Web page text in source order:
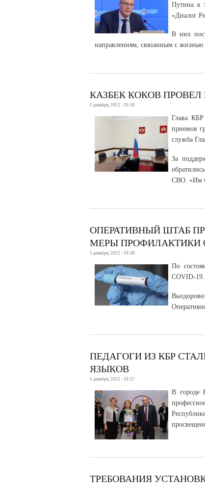
Путина к
«Диалог
В них
направлениям, связанным с жизнью
КАЗБЕК КОКОВ
1 декабря, 2022 - 19:39
Глава
приемов
служба
За
СВО. «Им
ОПЕРАТИВНЫЙ ШТАБ
МЕРЫ ПРОФИЛАКТИКИ
1 декабря, 2022 - 19:38
По
COVID-19.
ПЕДАГОГИ ИЗ КБР
ЯЗЫКОВ
1 декабря, 2022 - 19:27
В городе
ТРЕБОВАНИЯ